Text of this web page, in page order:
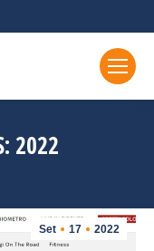
2022
Set 17 2022